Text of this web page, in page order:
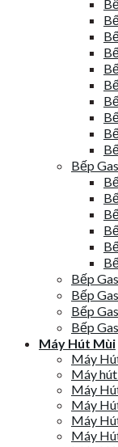
Bếp
Bếp
Bếp
Bếp
Bếp
Máy Hút Mùi
Máy
Máy
Máy
Máy
Máy
Máy